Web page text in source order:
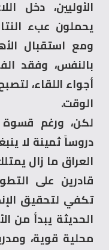
الأوليين، دخل
يحملون عبء
ومع استقبال
بالنفس، وفقد
أجواء اللقاء،
الوقت.
لكن، ورغم قسوة
دروساً ثمينة لا
العراق ما زال
قادرين على
تكفي لتحقيق
الحديثة يبدأ من
محلية قوية،